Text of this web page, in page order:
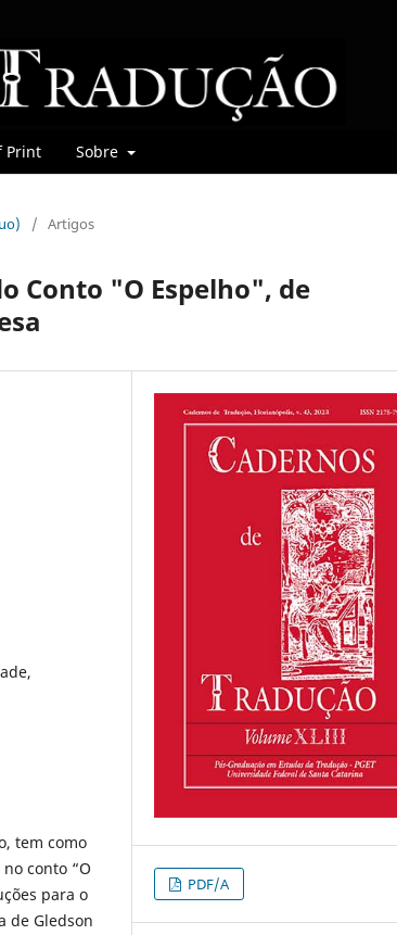
Print Sobre
/ Artigos
Conto "O Espelho", de
tem como
conto “O
para o
de Gledson
PDF/A